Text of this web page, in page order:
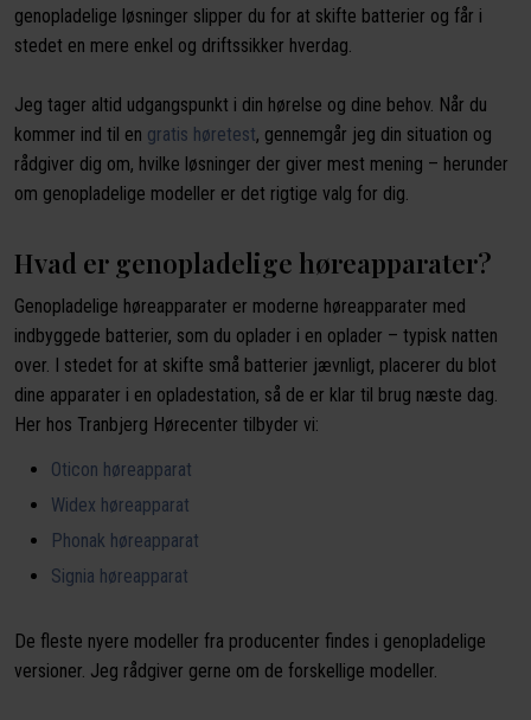
genopladelige løsninger slipper du for at skifte batterier og får i
stedet en mere enkel og driftssikker hverdag.
Jeg tager altid udgangspunkt i din hørelse og dine behov. Når du
kommer ind til en gratis høretest, gennemgår jeg din situation og
rådgiver dig om, hvilke løsninger der giver mest mening – herunder
om genopladelige modeller er det rigtige valg for dig.
Hvad er genopladelige høreapparater?
Genopladelige høreapparater er moderne høreapparater med
indbyggede batterier, som du oplader i en oplader – typisk natten
over. I stedet for at skifte små batterier jævnligt, placerer du blot
dine apparater i en opladestation, så de er klar til brug næste dag.
Her hos Tranbjerg Hørecenter tilbyder vi:
Oticon høreapparat
Widex høreapparat
Phonak høreapparat
Signia høreapparat
De fleste nyere modeller fra producenter findes i genopladelige
versioner. Jeg rådgiver gerne om de forskellige modeller.​